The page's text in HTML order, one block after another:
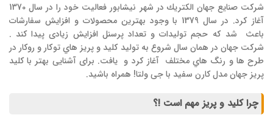
شركت صنايع جهان الكتريك در شهر نيشابور فعاليت خود را در سال 1370
آغاز كرد. در سال 1379 با وجود بهترین محصولات و افزايش سفارشات
باعث شد كه حجم توليدات و تعداد پرسنل افزايش زیادی پیدا کند .
شركت جهان در همان سال شروع به توليد كليد و پريز هاي توكار و روکار در
طرح ها و رنگ هاي مختلف آغاز كرد و يافت. برای آشنایی بهتر با کلید
پریز جهان مدل کارن سفید با جی ولتا! همراه باشید.
چرا کلید و پریز مهم است !؟